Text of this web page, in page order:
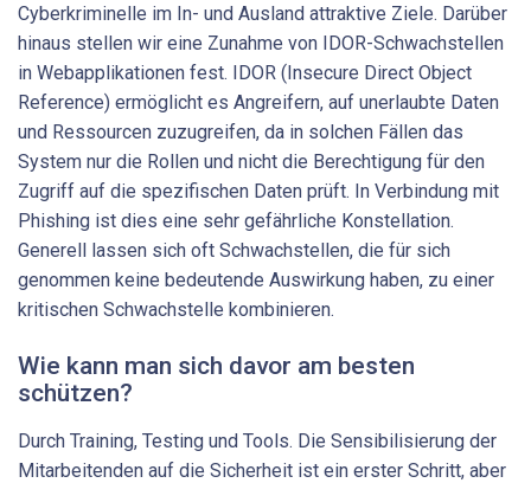
Cyberkriminelle im In- und Ausland attraktive Ziele. Darüber
hinaus stellen wir eine Zunahme von IDOR-Schwachstellen
in Webapplikationen fest. IDOR (Insecure Direct Object
Reference) ermöglicht es Angreifern, auf unerlaubte Daten
und Ressourcen zuzugreifen, da in solchen Fällen das
System nur die Rollen und nicht die Berechtigung für den
Zugriff auf die spezifischen Daten prüft. In Verbindung mit
Phishing ist dies eine sehr gefährliche Konstellation.
Generell lassen sich oft Schwachstellen, die für sich
genommen keine bedeutende Auswirkung haben, zu einer
kritischen Schwachstelle kombinieren.
Wie kann man sich davor am besten
schützen?
Durch Training, Testing und Tools. Die Sensibilisierung der
Mitarbeitenden auf die Sicherheit ist ein erster Schritt, aber